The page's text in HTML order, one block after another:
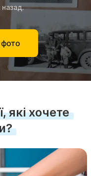
назад.
які хочете